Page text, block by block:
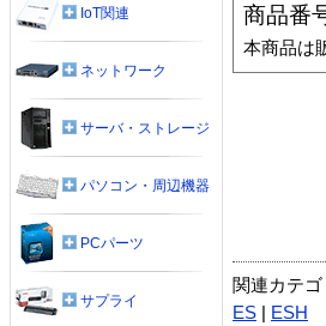
商品番
本商品は
関連カテゴ
ES
ESH
IoT関連
ネットワーク
サーバ・ストレージ
パソコン・周辺機器
PCパーツ
サプライ